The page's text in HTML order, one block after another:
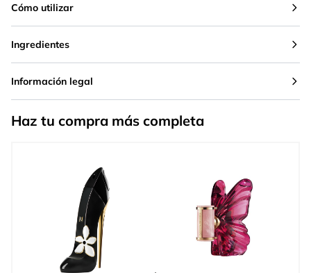
Cómo utilizar
Ingredientes
Información legal
Haz tu compra más completa